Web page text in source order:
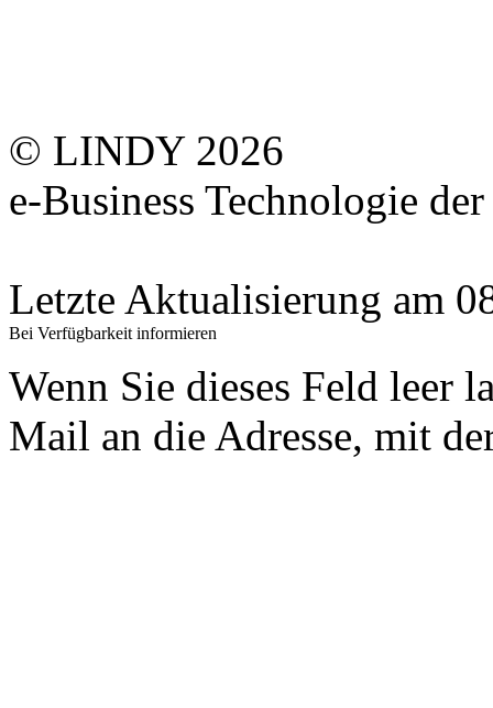
© LINDY 2026
e-Business Technologie
Letzte Aktualisierung am
Bei Verfügbarkeit informieren
Wenn Sie dieses Feld leer
Mail an die Adresse, mit